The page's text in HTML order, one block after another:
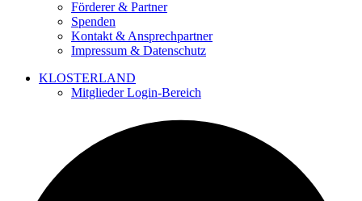
Förderer & Partner
Spenden
Kontakt & Ansprechpartner
Impressum & Datenschutz
KLOSTERLAND
Mitglieder Login-Bereich